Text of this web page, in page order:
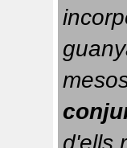
d'ells